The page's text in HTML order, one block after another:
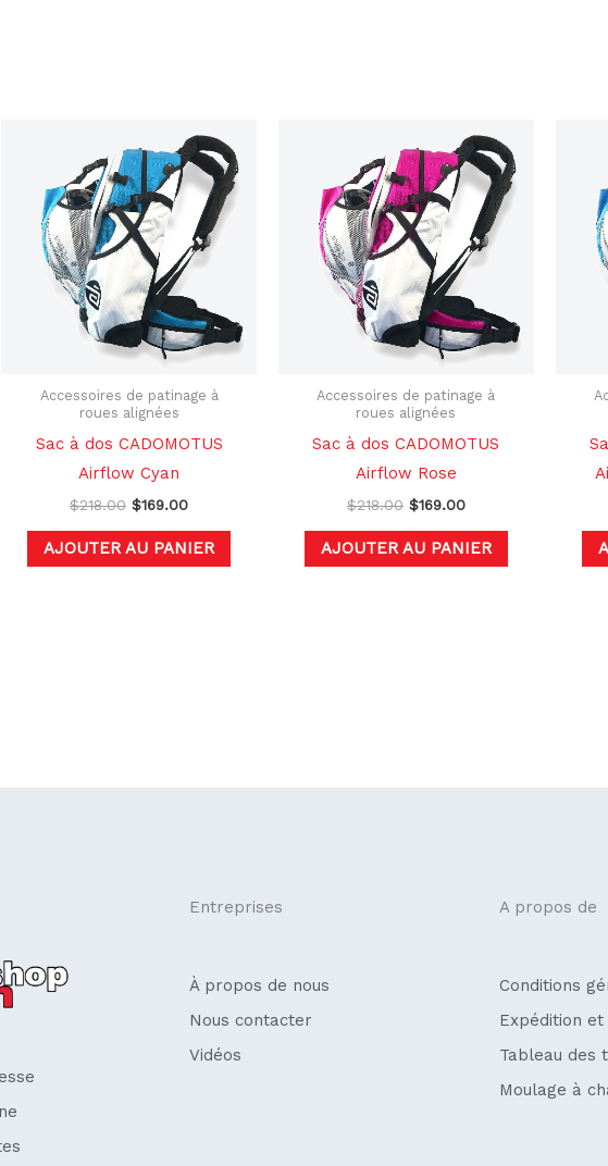
Accessoires de patinage à
roues alignées
Sac à dos CADOMOTUS
Airflow Cyan
$218.00
prix
initial
était :
$218.00.
$169.00
prix
actuel
est :
$169.00.
AJOUTER AU PANIER
Accessoires de patinage à
roues alignées
Sac à dos CADOMOTUS
Airflow Rose
$218.00
prix
initial
était :
$218.00.
$169.00
prix
actuel
est :
$169.00.
AJOUTER AU PANIER
Entreprises
À propos de nous
Nous contacter
Vidéos
A propos de
Conditions
Expédition
Tableau des
Moulage à